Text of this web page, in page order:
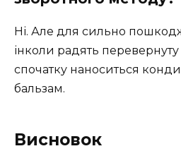
Ні. Але для сильно
інколи радять перевернуту
спочатку наноситься
бальзам.
Висновок